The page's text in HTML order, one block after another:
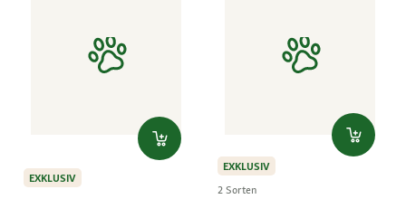
EXKLUSIV
EXKLUSIV
2 Sorten